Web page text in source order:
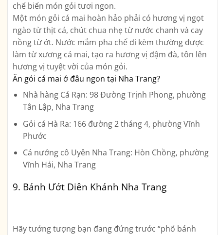
chế biến món gỏi tươi ngon.
Một món gỏi cá mai hoàn hảo phải có hương vị ngọt
ngào từ thịt cá, chút chua nhẹ từ nước chanh và cay
nồng từ ớt. Nước mắm pha chế đi kèm thường được
làm từ xương cá mai, tạo ra hương vị đậm đà, tôn lên
hương vị tuyệt vời của món gỏi.
Ăn gỏi cá mai ở đâu ngon tại Nha Trang?
Nhà hàng Cá Rạn: 98 Đường Trịnh Phong, phường
Tân Lập, Nha Trang
Gỏi cá Hà Ra: 166 đường 2 tháng 4, phường Vĩnh
Phước
Cá nướng cô Uyên Nha Trang: Hòn Chồng, phường
Vĩnh Hải, Nha Trang
9. Bánh Ướt Diên Khánh Nha Trang
Hãy tưởng tượng bạn đang đứng trước “phố bánh